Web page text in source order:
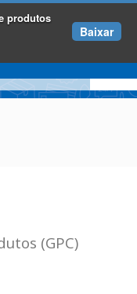
(GPC)
produtos
Baixar